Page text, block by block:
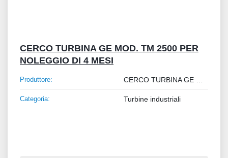
CERCO TURBINA GE MOD. TM 2500 PER
NOLEGGIO DI 4 MESI
Produttore:
Categoria: Turbine industriali